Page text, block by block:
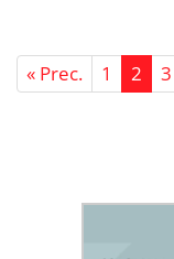
« Prec. 1 2 3